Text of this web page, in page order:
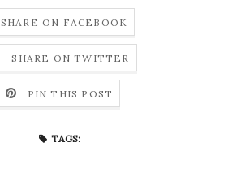
SHARE ON FACEBOOK
SHARE ON TWITTER
PIN THIS POST
TAGS: